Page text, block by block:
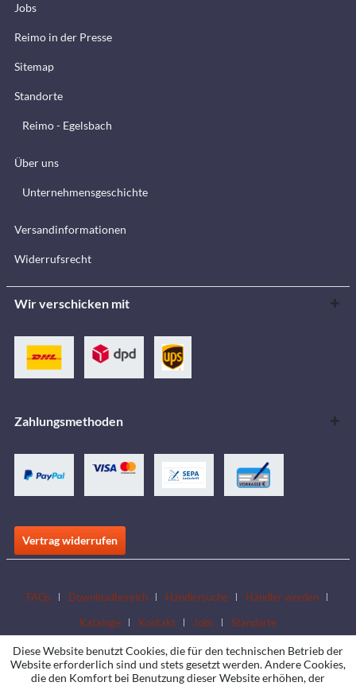
Jobs
Reimo in der Presse
Sitemap
Standorte
Reimo - Egelsbach
Über uns
Unternehmensgeschichte
Versandinformationen
Widerrufsrecht
Wir verschicken mit
Zahlungsmethoden
Vertrag widerrufen
FAQs Downloadbereich Händlersuche
Händler werden
Kataloge
Kontakt Jobs Standorte
Diese Website benutzt Cookies, die für den technischen Betrieb der
Website erforderlich sind und stets gesetzt werden. Andere Cookies,
die den Komfort bei Benutzung dieser Website erhöhen, der